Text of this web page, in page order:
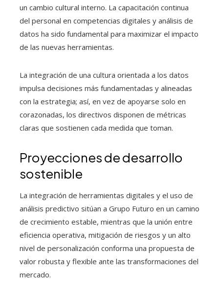
un cambio cultural interno. La capacitación continua
del personal en competencias digitales y análisis de
datos ha sido fundamental para maximizar el impacto
de las nuevas herramientas.
La integración de una cultura orientada a los datos
impulsa decisiones más fundamentadas y alineadas
con la estrategia; así, en vez de apoyarse solo en
corazonadas, los directivos disponen de métricas
claras que sostienen cada medida que toman.
Proyecciones de desarrollo
sostenible
La integración de herramientas digitales y el uso de
análisis predictivo sitúan a Grupo Futuro en un camino
de crecimiento estable, mientras que la unión entre
eficiencia operativa, mitigación de riesgos y un alto
nivel de personalización conforma una propuesta de
valor robusta y flexible ante las transformaciones del
mercado.